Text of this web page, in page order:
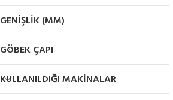
GENIŞLIK (MM)
GÖBEK ÇAPI
KULLANILDIĞI MAKINALAR